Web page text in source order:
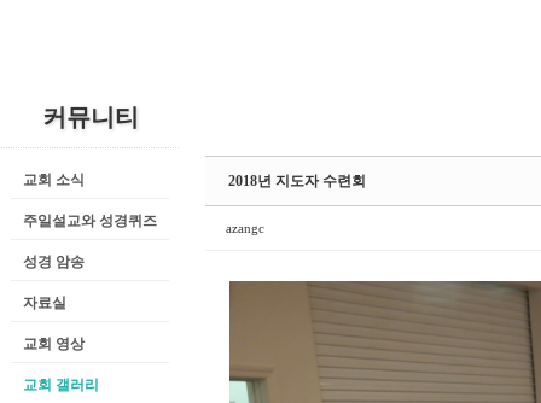
커뮤니티
교회 소식
주일설교와 성경퀴즈
성경 암송
자료실
교회 영상
교회 갤러리
2018년 지도자 수련회
azangc